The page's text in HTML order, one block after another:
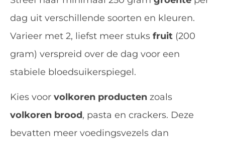
dag uit verschillende soorten en kleuren.
Varieer met 2, liefst meer stuks fruit (200
gram) verspreid over de dag voor een
stabiele bloedsuikerspiegel.
Kies voor volkoren producten zoals
volkoren brood, pasta en crackers. Deze
bevatten meer voedingsvezels dan